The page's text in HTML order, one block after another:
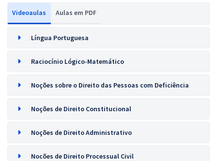
Videoaulas Aulas em PDF
Língua Portuguesa
Raciocínio Lógico-Matemático
Noções sobre o Direito das Pessoas com Deficiência
Noções de Direito Constitucional
Noções de Direito Administrativo
Nocões de Direito Processual Civil